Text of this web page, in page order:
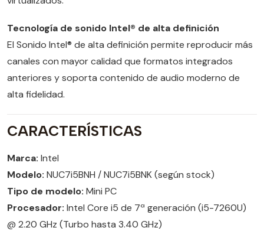
Tecnología de sonido Intel® de alta definición
El Sonido Intel® de alta definición permite reproducir más
canales con mayor calidad que formatos integrados
anteriores y soporta contenido de audio moderno de
alta fidelidad.
CARACTERÍSTICAS
Marca: Intel
Modelo: NUC7i5BNH / NUC7i5BNK (según stock)
Tipo de modelo: Mini PC
Procesador: Intel Core i5 de 7ª generación (i5-7260U)
@ 2.20 GHz (Turbo hasta 3.40 GHz)